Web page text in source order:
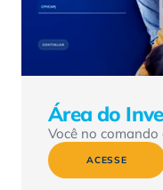
Área do
Você no
ACESSE